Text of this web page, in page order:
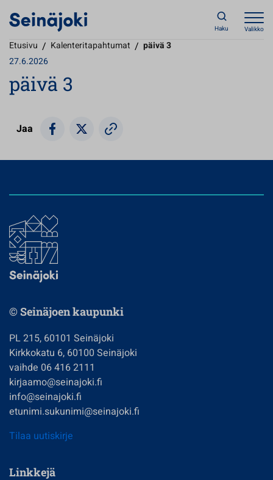
Haku Valikko
Etusivu / Kalenteritapahtumat / päivä 3
27.6.2026
päivä 3
Jaa
© Seinäjoen kaupunki
PL 215, 60101 Seinäjoki
Kirkkokatu 6, 60100 Seinäjoki
vaihde 06 416 2111
kirjaamo@seinajoki.fi
info@seinajoki.fi
etunimi.sukunimi@seinajoki.fi
Tilaa uutiskirje
Linkkejä